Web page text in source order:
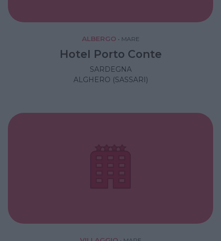
ALBERGO • MARE
Hotel Porto Conte
SARDEGNA
ALGHERO (SASSARI)